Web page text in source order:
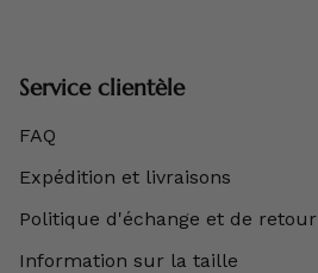
Service clientèle
FAQ
Expédition et livraisons
Politique d'échange et de retour
Information sur la taille